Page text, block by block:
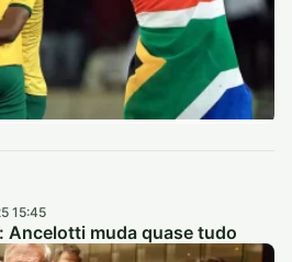
15:45
Ancelotti muda quase tudo